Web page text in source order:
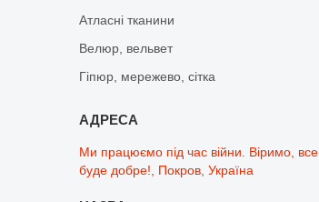
Атласні тканини
Велюр, вельвет
Гіпюр, мережево, сітка
Ми працюємо під час війни. Віримо, все
буде добре!, Покров, Україна